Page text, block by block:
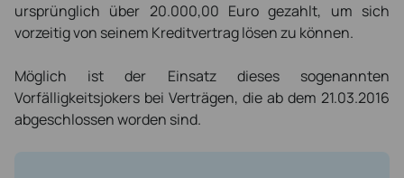
ursprünglich über 20.000,00 Euro gezahlt, um sich
vorzeitig von seinem Kreditvertrag lösen zu können.
Möglich ist der Einsatz dieses sogenannten
Vorfälligkeitsjokers bei Verträgen, die ab dem 21.03.2016
abgeschlossen worden sind.